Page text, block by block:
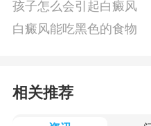
孩子怎么会引起白癜风
白癜风能吃黑色的食物
相关推荐